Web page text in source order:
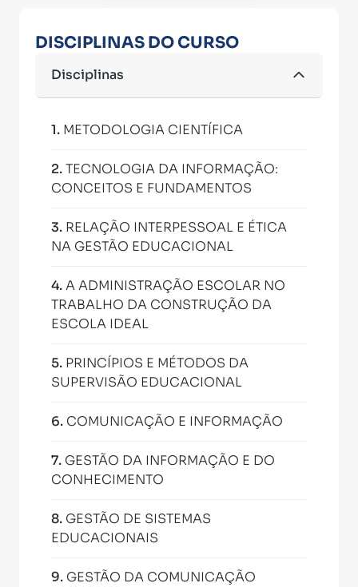
DISCIPLINAS DO CURSO
Disciplinas
1. METODOLOGIA CIENTÍFICA
2.TECNOLOGIA DA INFORMAÇÃO:
CONCEITOS E FUNDAMENTOS
3. RELAÇÃO INTERPESSOAL E ÉTICA
NA GESTÃO EDUCACIONAL
4.A ADMINISTRAÇÃO ESCOLAR NO
TRABALHO DA CONSTRUÇÃO DA
ESCOLA IDEAL
5. PRINCÍPIOS E MÉTODOS DA
SUPERVISÃO EDUCACIONAL
6. COMUNICAÇÃO E INFORMAÇÃO
7. GESTÃO DA INFORMAÇÃO E DO
CONHECIMENTO
8. GESTÃO DE SISTEMAS
EDUCACIONAIS
9. GESTÃO DA COMUNICAÇÃO